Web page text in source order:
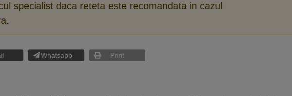
specialist daca reteta este recomandata in cazul
Whatsapp Print